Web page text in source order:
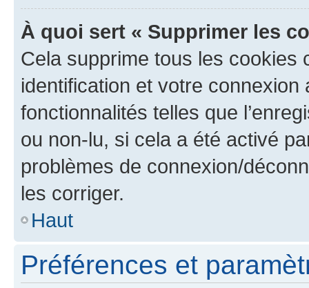
À quoi sert « Supprimer les
Cela supprime tous les cookies
identification et votre
fonctionnalités telles que
ou non-lu, si cela a été activé
problèmes de connexion/
les corriger.
Haut
Préférences et